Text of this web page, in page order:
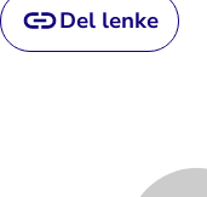
Del lenke